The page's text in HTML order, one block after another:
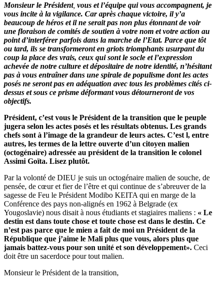
Monsieur le Président, vous et l’équipe qui vous accompagnent, je
vous incite à la vigilance. Car après chaque victoire, il y’a
beaucoup de héros et il ne serait pas non plus étonnant de voir
une floraison de comités de soutien à votre nom et votre action au
point d’interférer parfois dans la marche de l’Etat. Parce que tôt
ou tard, ils se transformeront en griots triomphants usurpant du
coup la place des vrais, ceux qui sont le socle et l’expression
achevée de notre culture et dépositaire de notre identité, n’hésitant
pas à vous entraîner dans une spirale de populisme dont les actes
posés ne seront pas en adéquation avec tous les problèmes cités ci-
dessus et sous ce prisme déformant vous détourneront de vos
objectifs.
Président, c’est vous le Président de la transition que le peuple
jugera selon les actes posés et les résultats obtenus. Les grands
chefs sont à l’image de la grandeur de leurs actes. C’est l, entre
autres, les termes de la lettre ouverte d’un citoyen malien
(octogénaire) adressée au président de la transition le colonel
Assimi Goïta. Lisez plutôt.
Par la volonté de DIEU je suis un octogénaire malien de souche, de
pensée, de cœur et fier de l’être et qui continue de s’abreuver de la
sagesse de Feu le Président Modibo KEITA qui en marge de la
Conférence des pays non-alignés en 1962 à Belgrade (ex
Yougoslavie) nous disait à nous étudiants et stagiaires maliens : « Le
destin est dans toute chose et toute chose est dans le destin. Ce
n’est pas parce que le mien a fait de moi un Président de la
République que j’aime le Mali plus que vous, alors plus que
jamais battez-vous pour son unité et son développement». Ceci
doit être un sacerdoce pour tout malien.
Monsieur le Président de la transition,